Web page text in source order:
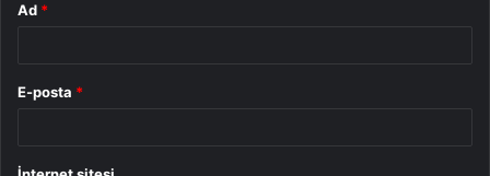
Ad *
E-posta *